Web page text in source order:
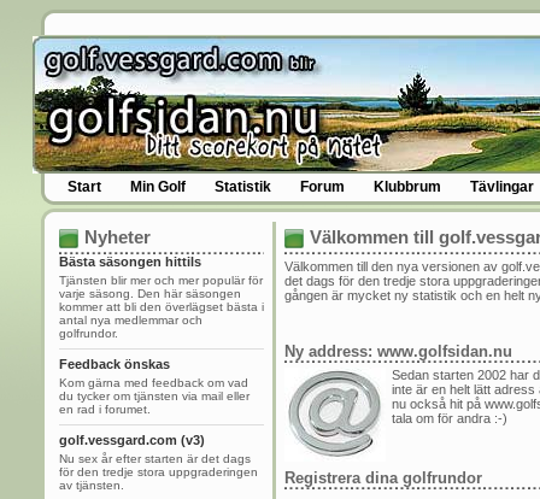
Start Min Golf Statistik Forum Klubbrum Tävlingar
Nyheter
Bästa säsongen hittils
Tjänsten blir mer och mer populär för
varje säsong. Den här säsongen
kommer att bli den överlägset bästa i
antal nya medlemmar och
golfrundor.
Feedback önskas
Kom gärna med feedback om vad
du tycker om tjänsten via mail eller
en rad i forumet.
golf.vessgard.com (v3)
Nu sex år efter starten är det dags
för den tredje stora uppgraderingen
av tjänsten.
Välkommen till
Välkommen till den nya versionen av
det dags för den tredje stora
gången är mycket ny statistik och en helt
Ny address: www.golfsidan.nu
Sedan starten 2002 har
inte är en helt lätt
nu också hit på
tala om för andra :-)
Registrera dina golfrundor